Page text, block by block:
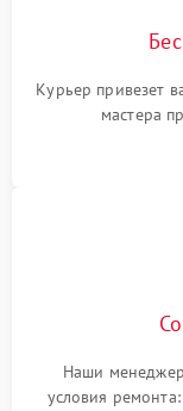
Курьер привезет
мастера
Наши
условия